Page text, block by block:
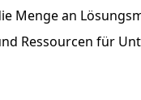
Menge an
Ressourcen für